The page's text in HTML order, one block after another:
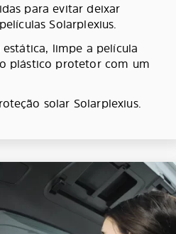
para evitar deixar
Solarplexius.
limpe a película
plástico protetor com um
solar Solarplexius.